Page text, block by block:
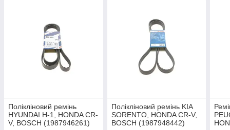
Полікліновий ремінь
HYUNDAI H-1, HONDA CR-
V, BOSCH (1987946261)
Полікліновий ремінь KIA
SORENTO, HONDA CR-V,
BOSCH (1987948442)